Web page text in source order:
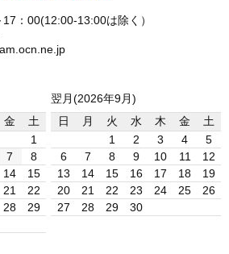
：00(12:00-13:00は除く）
金
土
1
7
8
14
15
21
22
28
29
翌月(2026年9月)
日
月 火 水 木 金
土
1
2 3 4
5
6
7 8 9 10 11
12
13
14 15 16 17 18
19
20
21 22 23 24 25
26
27
28 29 30